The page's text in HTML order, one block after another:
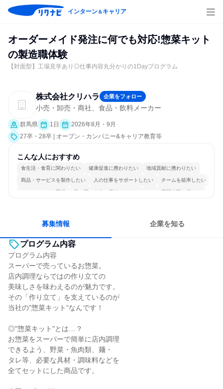
インターン＆キャリア
オーダーメイド発注に何でも対応!惣菜キット
の製造職体験
【対面型】工場見学あり◎仕事内容丸分かりの1Dayプログラム
株式会社クリハラ 企業をフォロー
小売・卸売・商社、食品・飲料メーカー
群馬県 1日
2026年8月・9月
27卒・28卒 | オープン・カンパニー&キャリア教育等
こんな人におすすめ
食生活・食育に関わりたい 健康促進に携わりたい 地域貢献に携わりたい
商品・サービスを製作したい 人の仕事をサポートしたい チームを統率したい
チームワークを重視 長く同じ会社に居続けられる 一つの専門分野を極める
募集情報 企業を知る
プログラム内容
プログラム内容
スーパーで売っているお惣菜。
店内調理ならではの作り立ての
美味しさを味わえるのが魅力です。
その「作り立て」を支えているのが
当社の”惣菜キット”なんです！
◎"惣菜キット"とは…？
お惣菜をスーパーで簡単に店内調理
できるよう、野菜・魚肉類、麺・
タレ等、必要な具材・調味料などを
全てセットにした商品です。